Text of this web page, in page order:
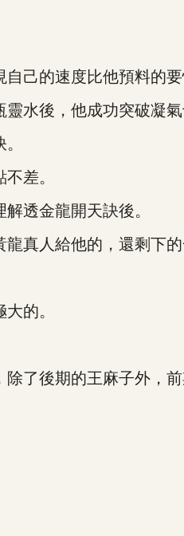
的速度比他預料的要
後，他成功突破凝氣
差。
透金龍開天訣後。
人給他的，還剩下的
的。
後期的王麻子外，前